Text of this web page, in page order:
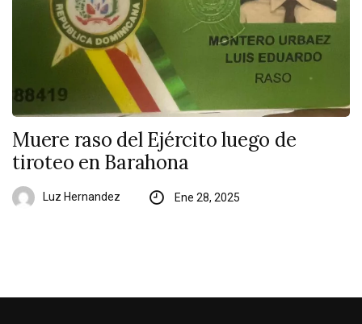
Muere raso del Ejército luego de
tiroteo en Barahona
Luz Hernandez Ene 28, 2025